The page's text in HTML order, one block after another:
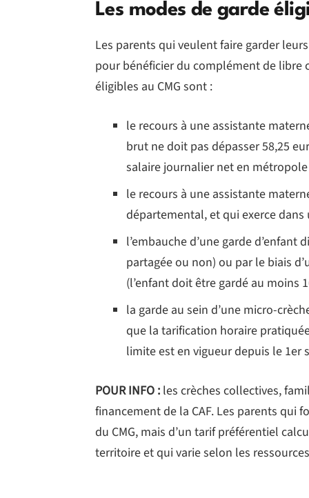
Les modes de garde
Les parents qui veulent faire garder
pour bénéficier du complément de libre
éligibles au CMG sont :
le recours à une assistante
brut ne doit pas dépasser 58,25
salaire journalier net en métropole
le recours à une assistante
départemental, et qui exerce
l’embauche d’une garde
partagée ou non) ou par le biais
(l’enfant doit être gardé au moins
la garde au sein d’une micro-
que la tarification horaire
limite est en vigueur depuis le 1er
POUR INFO : les crèches collectives,
financement de la CAF. Les parents qui
du CMG, mais d’un tarif préférentiel
territoire et qui varie selon les